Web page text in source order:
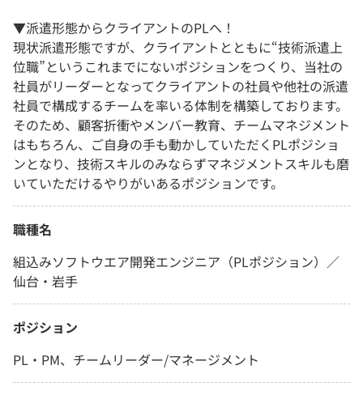
▼派遣形態からクライアントのPLへ！
現状派遣形態ですが、クライアントとともに“技術派遣上
位職”というこれまでにないポジションをつくり、当社の
社員がリーダーとなってクライアントの社員や他社の派遣
社員で構成するチームを率いる体制を構築しております。
そのため、顧客折衝やメンバー教育、チームマネジメント
はもちろん、ご自身の手も動かしていただくPLポジショ
ンとなり、技術スキルのみならずマネジメントスキルも磨
いていただけるやりがいあるポジションです。
職種名
組込みソフトウエア開発エンジニア（PLポジション）／
仙台・岩手
ポジション
PL・PM、チームリーダー/マネージメント